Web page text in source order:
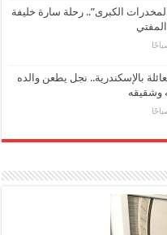
الكبرى”.. رحلة سارة خليفة
بالإسكندرية.. نجل يطعن والده
وشقيقه